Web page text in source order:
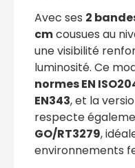
Avec ses 2
cmcousues au
une visibilité
luminosité. Ce
normes EN
EN343, et la
respecte
GO/RT3279,
environnements